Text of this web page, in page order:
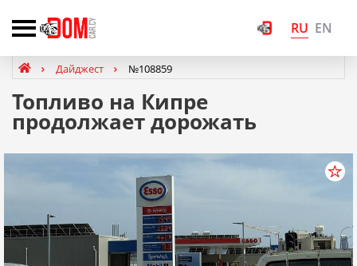
RU EN
Дайджест №108859
Топливо на Кипре
продолжает дорожать